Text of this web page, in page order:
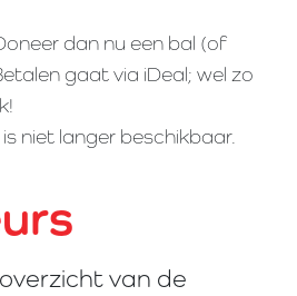
dan nu een bal (of
gaat via iDeal; wel zo
niet langer beschikbaar.
van de